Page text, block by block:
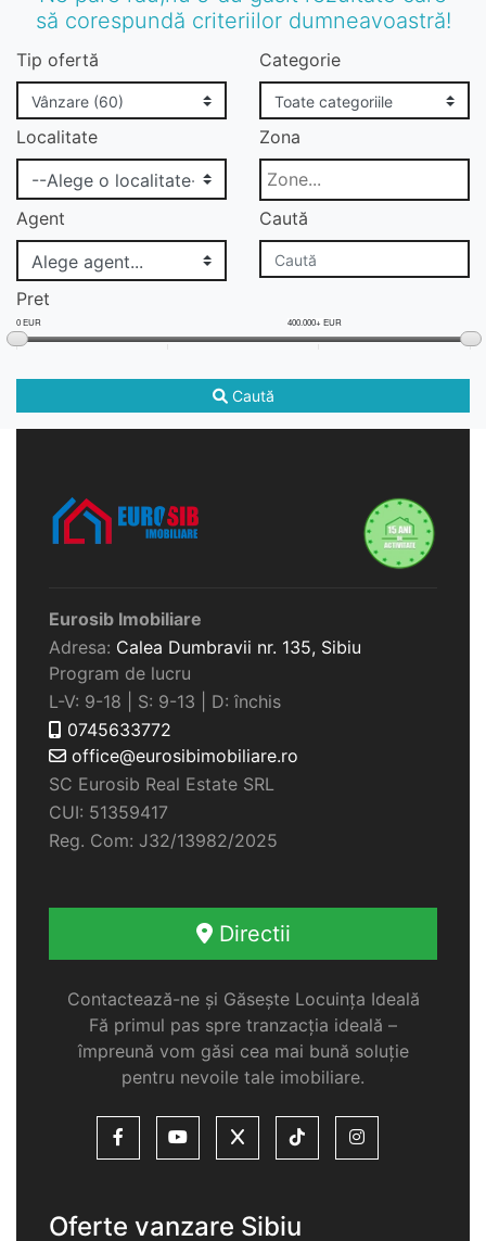
să corespundă criteriilor dumneavoastră!
Tip ofertă Categorie
Localitate Zona
Agent Caută
Pret
0 EUR 400.000+ EUR
Caută
Eurosib Imobiliare
Adresa: Calea Dumbravii nr. 135, Sibiu
Program de lucru
L-V: 9-18 | S: 9-13 | D: închis
0745633772
office@eurosibimobiliare.ro
SC Eurosib Real Estate SRL
CUI: 51359417
Reg. Com: J32/13982/2025
Directii
Contactează-ne și Găsește Locuința Ideală
Fă primul pas spre tranzacția ideală –
împreună vom găsi cea mai bună soluție
pentru nevoile tale imobiliare.
Oferte vanzare Sibiu